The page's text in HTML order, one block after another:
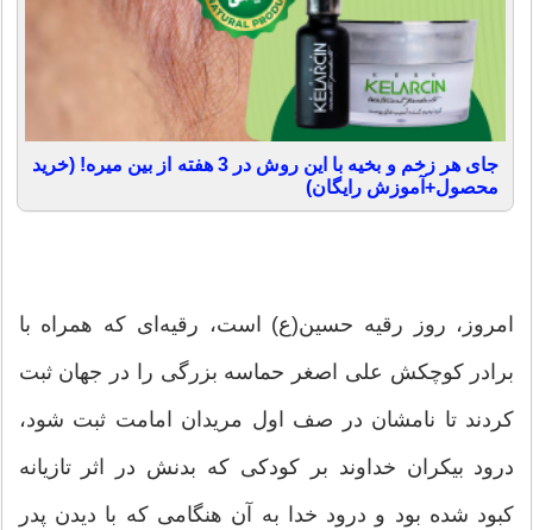
جای هر زخم و بخیه با این روش در 3 هفته از بین میره! (خرید
محصول+آموزش رایگان)
امروز، روز رقیه حسین(ع) است، رقیه‌ای که همراه با
برادر کوچکش علی اصغر حماسه بزرگی را در جهان ثبت
کردند تا نامشان در صف اول مریدان امامت ثبت شود،
درود بیکران خداوند بر کودکی که بدنش در اثر تازیانه
کبود شده بود و درود خدا به آن هنگامی که با دیدن پدر